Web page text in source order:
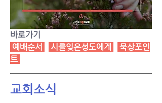
바로가기
예배순서
시를잊은성도에게
묵상포인
트
교회소식